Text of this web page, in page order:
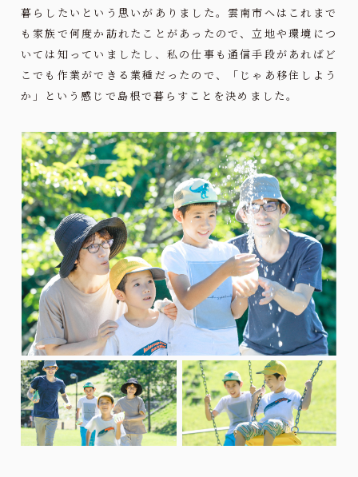
暮らしたいという思いがありました。雲南市へはこれまで
も家族で何度か訪れたことがあったので、立地や環境につ
いては知っていましたし、私の仕事も通信手段があればど
こでも作業ができる業種だったので、「じゃあ移住しよう
か」という感じで島根で暮らすことを決めました。